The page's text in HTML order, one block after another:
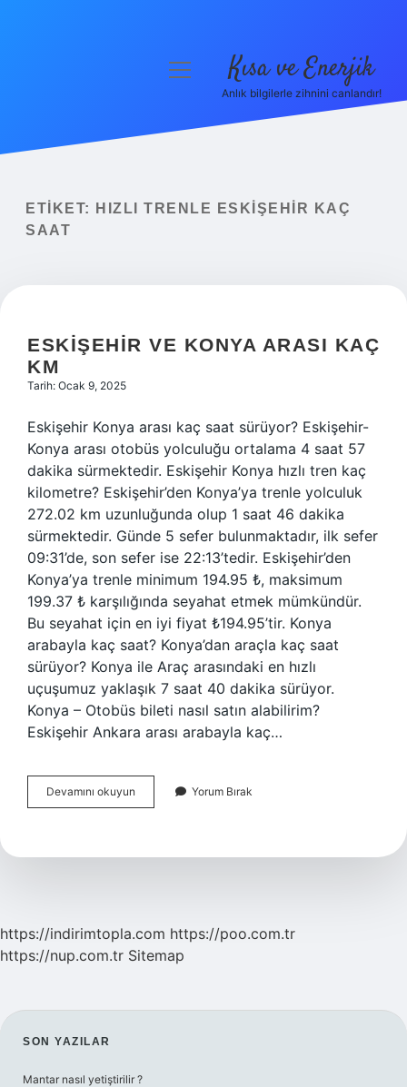
Yasal Uyarı
menüyü
Kısa ve Enerjik
Anlık bilgilerle zihnini canlandır!
ETIKET:
HIZLI TRENLE ESKIŞEHIR KAÇ
SAAT
ESKIŞEHIR VE KONYA ARASI KAÇ
KM
Tarih: Ocak 9, 2025
Eskişehir Konya arası kaç saat sürüyor? Eskişehir-
Konya arası otobüs yolculuğu ortalama 4 saat 57
dakika sürmektedir. Eskişehir Konya hızlı tren kaç
kilometre? Eskişehir’den Konya’ya trenle yolculuk
272.02 km uzunluğunda olup 1 saat 46 dakika
sürmektedir. Günde 5 sefer bulunmaktadır, ilk sefer
09:31’de, son sefer ise 22:13’tedir. Eskişehir’den
Konya’ya trenle minimum 194.95 ₺, maksimum
199.37 ₺ karşılığında seyahat etmek mümkündür.
Bu seyahat için en iyi fiyat ₺194.95’tir. Konya
arabayla kaç saat? Konya’dan araçla kaç saat
sürüyor? Konya ile Araç arasındaki en hızlı
uçuşumuz yaklaşık 7 saat 40 dakika sürüyor.
Konya – Otobüs bileti nasıl satın alabilirim?
Eskişehir Ankara arası arabayla kaç…
Devamını okuyun Eskişehir
Ve
Kaç
Yorum Bırak
https://indirimtopla.com https://poo.com.tr
https://nup.com.tr Sitemap
SIDEBAR
SON YAZILAR
Mantar nasıl yetiştirilir ?